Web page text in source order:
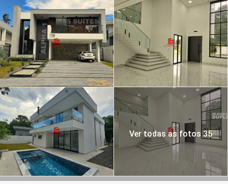
Ver todas as fotos 35